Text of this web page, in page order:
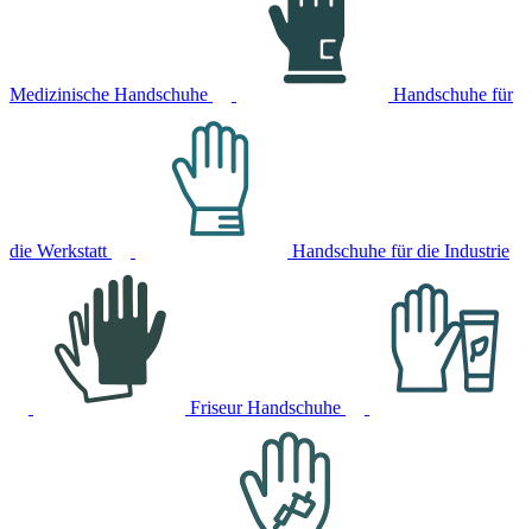
Medizinische Handschuhe Handschuhe für
die Werkstatt Handschuhe für die Industrie
Friseur Handschuhe